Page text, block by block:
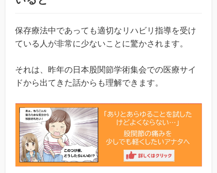
保存療法中であっても適切なリハビリ指導を受け
ている人が非常に少ないことに驚かされます。
それは、昨年の日本股関節学術集会での医療サイ
ドから出てきた話からも理解できます。